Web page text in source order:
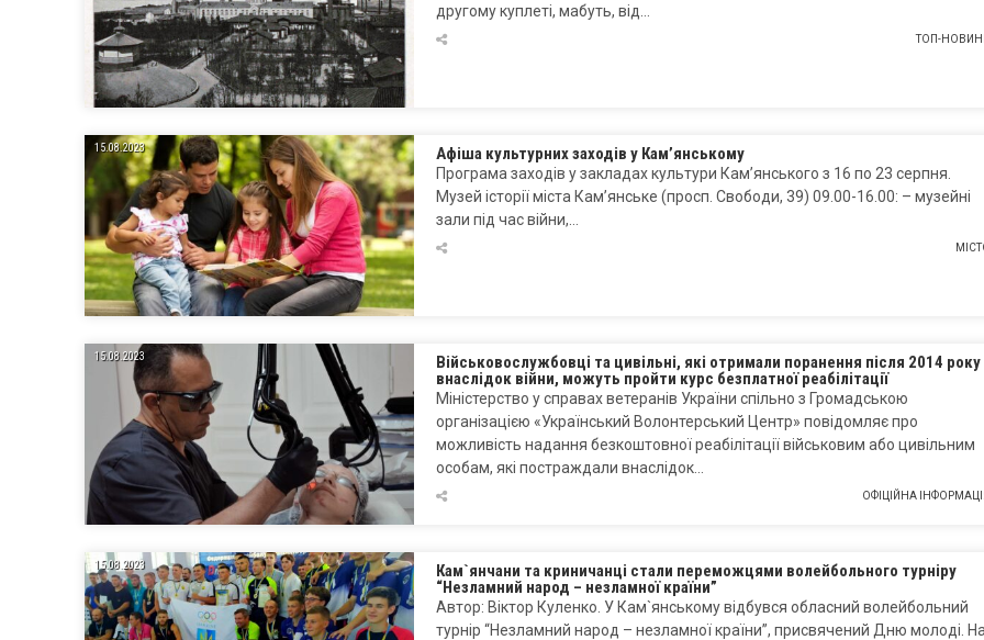
другому куплеті, мабуть, від…
ТОП-
15.08.2023 Афіша культурних заходів у Кам’янському
Програма заходів у закладах культури Кам’янського з 16 по 23 серпня.
Музей історії міста Кам’янське (просп. Свободи, 39) 09.00-16.00: – музейні
зали під час війни,…
15.08.2023
Військовослужбовці та цивільні, які отримали поранення після 2014 року
внаслідок війни, можуть пройти курс безплатної реабілітації
Міністерство у справах ветеранів України спільно з Громадською
організацією «Український Волонтерський Центр» повідомляє про
можливість надання безкоштовної реабілітації військовим або цивільним
особам, які постраждали внаслідок…
ОФІЦІЙНА
15.08.2023
Кам`янчани та криничанці стали переможцями волейбольного турніру
“Незламний народ – незламної країни”
Автор: Віктор Куленко. У Кам`янському відбувся обласний волейбольний
турнір “Незламний народ – незламної країни”, присвячений Дню молоді. На